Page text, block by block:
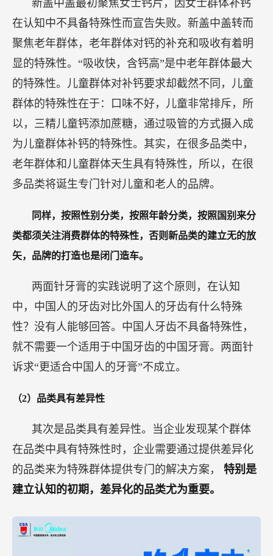
新盖中盖最初聚焦女士钙片，因女士群体补钙
在认知中不具备特殊性而宣告失败。新盖中盖转而
聚焦老年群体，老年群体对钙的补充和吸收有着明
显的特殊性。“吸收快，含钙高”是中老年群体最大
的特殊性。儿童群体对补钙要求却截然不同，儿童
群体的特殊性在于：口味不好，儿童非常排斥，所
以，三精儿童钙添加蔗糖，通过吸管的方式摄入成
为儿童群体补钙的特殊性。其实，在很多品类中，
老年群体和儿童群体天生具有特殊性，所以，在很
多品类将诞生专门针对儿童和老人的品牌。
同样，按照性别分类，按照年龄分类，按照国别来分
类都须关注消费群体的特殊性，否则新品类的建立无的放
矢，品牌的打造也是闭门造车。
两面针牙膏的实践说明了这个原则，在认知
中，中国人的牙齿对比外国人的牙齿有什么特殊
性？没有人能够回答。中国人牙齿不具备特殊性，
就不需要一个适用于中国牙齿的中国牙膏。两面针
诉求“更适合中国人的牙膏”不成立。
（2）品类具有差异性
其次是品类具有差异性。当企业发现某个群体
在品类中具有特殊性时，企业需要通过提供差异化
的品类来为特殊群体提供专门的解决方案， 特别是
建立认知的初期，差异化的品类尤为重要。